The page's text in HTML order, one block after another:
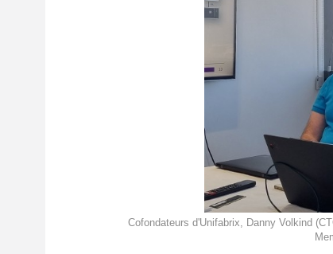
Cofondateurs d'Unifabrix, Danny Volkind